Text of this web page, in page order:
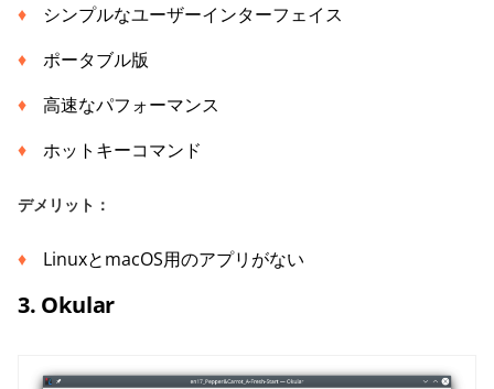
シンプルなユーザーインターフェイス
ポータブル版
高速なパフォーマンス
ホットキーコマンド
デメリット：
LinuxとmacOS用のアプリがない
3. Okular